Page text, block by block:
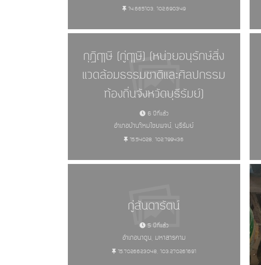
14.665103, 102.690349
กุฏิฤาษี (กู่ฤาษี) (หน่วยอนุรักษ์สิ่ง
แวดล้อมธรรมชาติและศิลปกรรม
ท้องถิ่นจังหวัดบุรีรัมย์)
6 ปีที่แล้ว
อำเภอบ้านใหม่ไชยพจน์, บุรีรัมย์
15.54028, 102.799436
กู่สันดารัตน์
5 ปีที่แล้ว
อำเภอนาดูน, มหาสารคาม
15.7026623048, 103.270261691